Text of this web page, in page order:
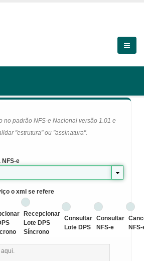
no padrão NFS-e Nacional versão 1.01 e
"estrutura" ou "assinatura".
NFS-e
o xml se refere
Recepcionar
Lote DPS
Síncrono
Consultar
Lote DPS
Consultar
NFS-e
NFS-